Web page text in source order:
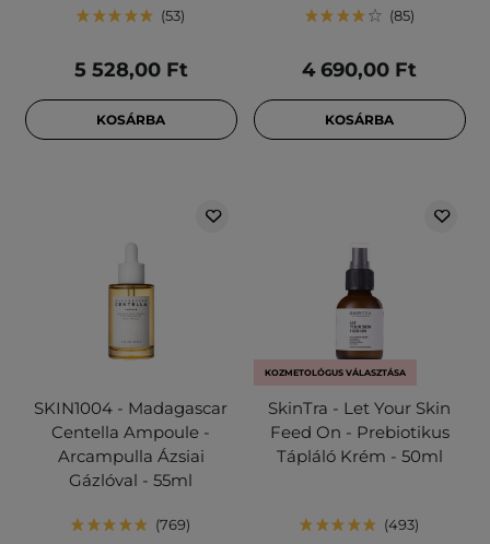
53
5 528,00 Ft
KOSÁRBA
85
4 690,00 Ft
KOSÁRBA
SKIN1004 - Madagascar
Centella Ampoule -
Arcampulla Ázsiai
Gázlóval - 55ml
769
KOZMETOLÓGUS VÁLASZTÁSA
SkinTra - Let Your Skin
Feed On - Prebiotikus
Tápláló Krém - 50ml
493